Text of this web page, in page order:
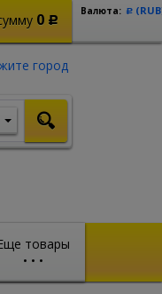
0 Р
Валюта: Р
город
товары
• • •